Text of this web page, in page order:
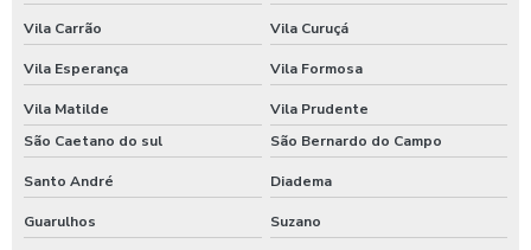
Vila Carrão Vila Curuçá
Vila Esperança Vila Formosa
Vila Matilde
Vila Prudente
São Caetano do sul
São Bernardo do Campo
Santo André Diadema
Guarulhos Suzano